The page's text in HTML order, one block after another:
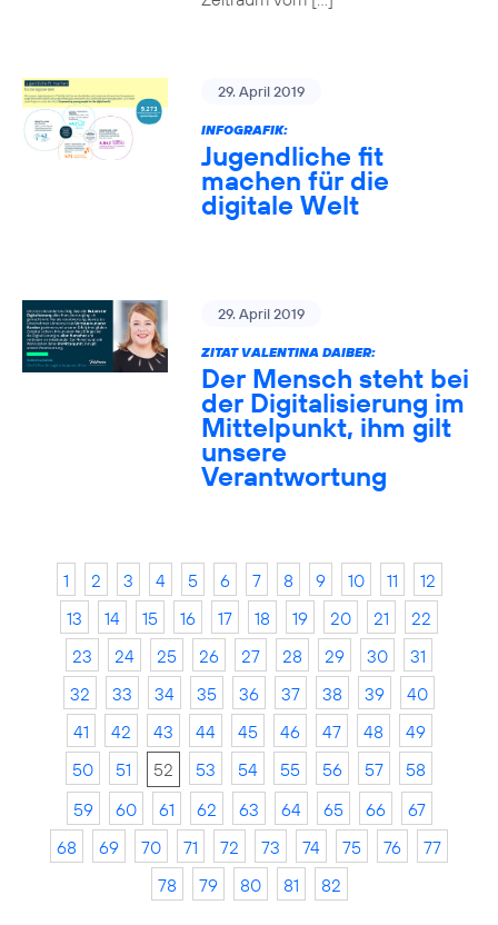
29. April 2019
INFOGRAFIK:
Jugendliche fit
machen für die
digitale Welt
29. April 2019
ZITAT VALENTINA DAIBER:
Der Mensch steht bei
der Digitalisierung im
Mittelpunkt, ihm gilt
unsere
Verantwortung
1 2 3 4 5 6 7 8 9 10 11
12
13
14 15 16 17 18 19 20 21
22
23
24 25 26 27 28 29 30
31
32
33 34 35 36 37 38 39
40
41
42 43 44 45 46 47 48
49
50
51 52 53 54 55 56 57
58
59
60 61 62 63 64 65 66
67
68
69 70 71 72 73 74 75 76
77
78
79 80 81 82